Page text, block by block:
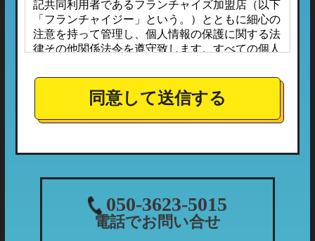
記共同利用者であるフランチャイズ加盟店（以下
「フランチャイジー」という。）とともに細心の
注意を持って管理し、個人情報の保護に関する法
律その他関係法令を遵守致します。すべての個人
ほか、お客様ご本人の同意なしに第三者へ開示ま
たは提供されることはありません。
また、フランチャイジーとの間においては、事前
に個人情報保護に対する安全性を審査の上、個人
こととしており、適切な管理監督を行ってまいり
当社が収集する個人情報につきましては、下記の
利用目的の範囲内において利用させて頂きます。
同意して送信する
050-3623-5015
電話でお問い合せ